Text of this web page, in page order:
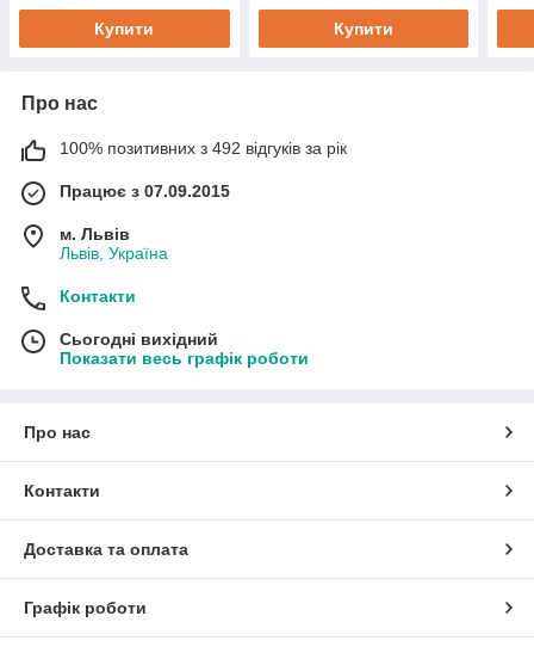
Купити Купити
Про нас
100% позитивних з 492 відгуків за рік
Працює з 07.09.2015
м. Львів
Львів, Україна
Контакти
Сьогодні вихідний
Показати весь графік роботи
Про нас
Контакти
Доставка та оплата
Графік роботи